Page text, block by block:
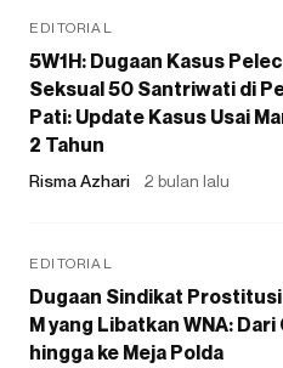
EDITORIAL
5W1H: Dugaan Kasus
Seksual 50 Santriwati di
Pati: Update Kasus Usai
2 Tahun
Risma Azhari 2 bulan lalu
EDITORIAL
Dugaan Sindikat Prostitusi
M yang Libatkan WNA:
hingga ke Meja Polda